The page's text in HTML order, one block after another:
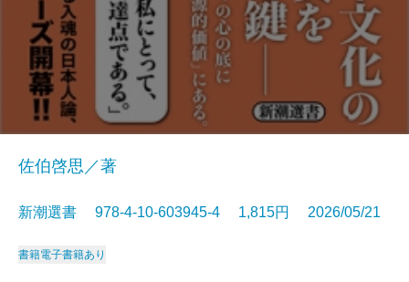
佐伯啓思／著
新潮選書 978-4-10-603945-4 1,815円 2026/05/21
書籍電子書籍あり